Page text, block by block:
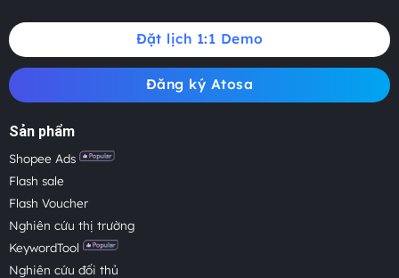
Đặt lịch 1:1 Demo
Đăng ký Atosa
Sản phẩm
Shopee Ads
Flash sale
Flash Voucher
Nghiên cứu thị trường
KeywordTool
Nghiên cứu đối thủ